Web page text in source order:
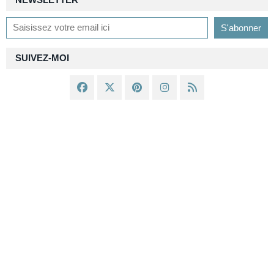
SUIVEZ-MOI